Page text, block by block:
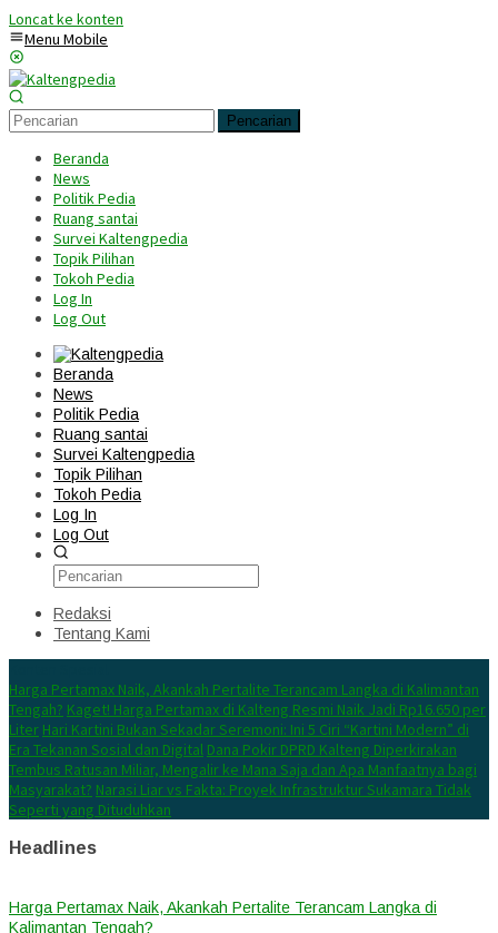
Loncat ke konten
Menu Mobile
Pencarian
Beranda
News
Politik Pedia
Ruang santai
Survei Kaltengpedia
Topik Pilihan
Tokoh Pedia
Log In
Log Out
Beranda
News
Politik Pedia
Ruang santai
Survei Kaltengpedia
Topik Pilihan
Tokoh Pedia
Log In
Log Out
Redaksi
Tentang Kami
Harga Pertamax Naik, Akankah Pertalite Terancam Langka di Kalimantan
Tengah? Kaget! Harga Pertamax di Kalteng Resmi Naik Jadi Rp16.650 per
Liter Hari Kartini Bukan Sekadar Seremoni: Ini 5 Ciri “Kartini Modern” di
Era Tekanan Sosial dan Digital Dana Pokir DPRD Kalteng Diperkirakan
Tembus Ratusan Miliar, Mengalir ke Mana Saja dan Apa Manfaatnya bagi
Masyarakat? Narasi Liar vs Fakta: Proyek Infrastruktur Sukamara Tidak
Seperti yang Dituduhkan
Headlines
Harga Pertamax Naik, Akankah Pertalite Terancam Langka di
Kalimantan Tengah?